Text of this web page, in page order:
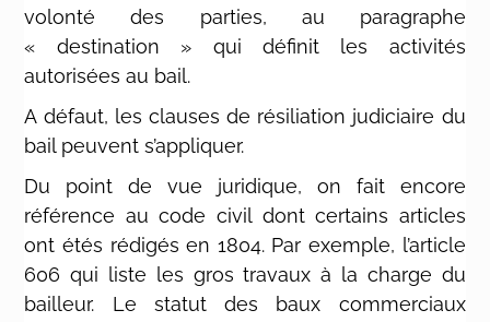
volonté des parties, au paragraphe
« destination » qui définit les activités
autorisées au bail.
A défaut, les clauses de résiliation judiciaire du
bail peuvent s’appliquer.
Du point de vue juridique, on fait encore
référence au code civil dont certains articles
ont étés rédigés en 1804. Par exemple, l’article
606 qui liste les gros travaux à la charge du
bailleur. Le statut des baux commerciaux